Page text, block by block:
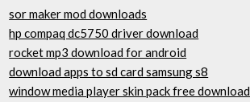
sor maker mod downloads
hp compaq dc5750 driver download
rocket mp3 download for android
download apps to sd card samsung s8
window media player skin pack free download